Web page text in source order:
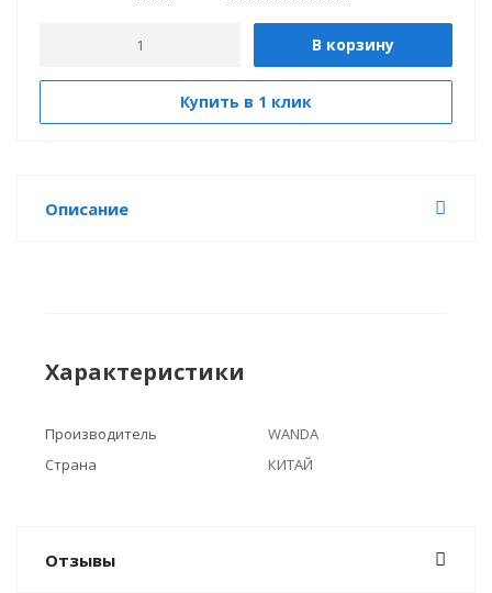
В корзину
Купить в 1 клик
Описание
Характеристики
Производитель
WANDA
Страна
КИТАЙ
Отзывы